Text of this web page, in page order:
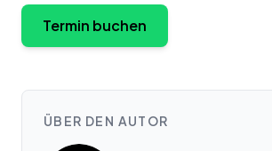
Termin buchen
ÜBER DEN AUTOR